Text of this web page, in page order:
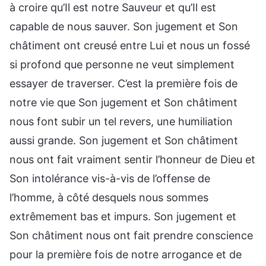
à croire qu’Il est notre Sauveur et qu’Il est
capable de nous sauver. Son jugement et Son
châtiment ont creusé entre Lui et nous un fossé
si profond que personne ne veut simplement
essayer de traverser. C’est la première fois de
notre vie que Son jugement et Son châtiment
nous font subir un tel revers, une humiliation
aussi grande. Son jugement et Son châtiment
nous ont fait vraiment sentir l’honneur de Dieu et
Son intolérance vis-à-vis de l’offense de
l’homme, à côté desquels nous sommes
extrêmement bas et impurs. Son jugement et
Son châtiment nous ont fait prendre conscience
pour la première fois de notre arrogance et de